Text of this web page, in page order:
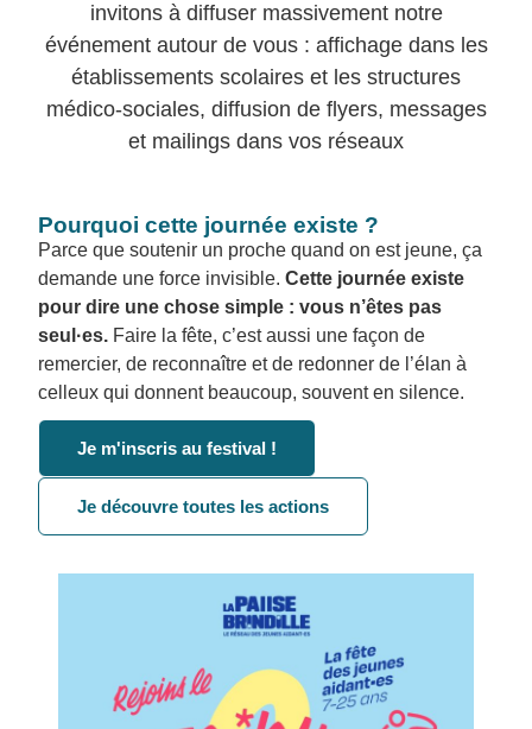
invitons à diffuser massivement notre
événement autour de vous : affichage dans les
établissements scolaires et les structures
médico-sociales, diffusion de flyers, messages
et mailings dans vos réseaux
Pourquoi cette journée existe ?
Parce que soutenir un proche quand on est jeune, ça
demande une force invisible. Cette journée existe
pour dire une chose simple : vous n’êtes pas
seul·es. Faire la fête, c’est aussi une façon de
remercier, de reconnaître et de redonner de l’élan à
celleux qui donnent beaucoup, souvent en silence.
Je m'inscris au festival !
Je découvre toutes les actions